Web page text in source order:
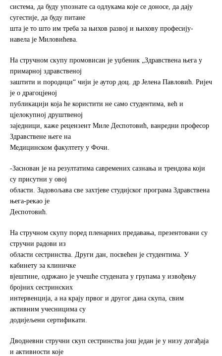
система, да буду упознате са одлукама које се доносе, да дају
сугестије, да буду питане
шта је то што им треба за њихов развој и њихову професију-
навела је Миловићева.
На стручном скупу промовисан је уџбеник „Здравствена њега у
примарној здравственој
заштити и породици“ чији је аутор доц. др Јелена Павловић. Ријеч
је о драгоцјеној
публикацији која ће користити не само студентима, већ и
цјелокупној друштвеној
заједници, каже рецензент Миле Деспотовић, ванредни професор
Здравствене његе на
Медицинском факултету у Фочи.
-Заснован је на резултатима савремених сазнања и трендова који
су присутни у овој
области. Задовољава све захтјеве студијског програма Здравствена
њега-рекао је
Деспотовић.
На стручном скупу поред пленарних предавања, презентовани су
стручни радови из
области сестринства. Други дан, посвећен је студентима. У
кабинету за клиничке
вјештине, одржано је учешће студената у групама у извођењу
бројних сестринских
интервенција, а на крају првог и другог дана скупа, свим
активним учесницима су
додијељени сертификати.
Дводневни стручни скуп сестринства још један је у низу догађаја
и активности које